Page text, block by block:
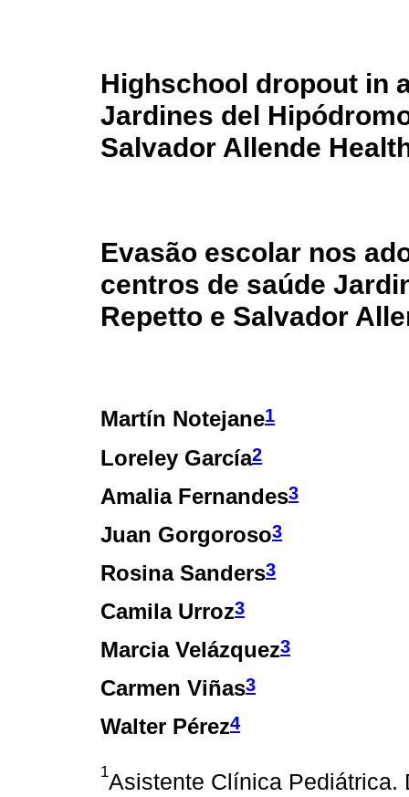
Highschool dropout in
Jardines del
Salvador Allende
Evasão escolar nos
centros de saúde
Repetto e Salvador
Martín Notejane1
Loreley García2
Amalia Fernandes3
Juan Gorgoroso3
Rosina Sanders3
Camila Urroz3
Marcia Velázquez3
Carmen Viñas3
Walter Pérez4
1Asistente Clínica Pediátrica.